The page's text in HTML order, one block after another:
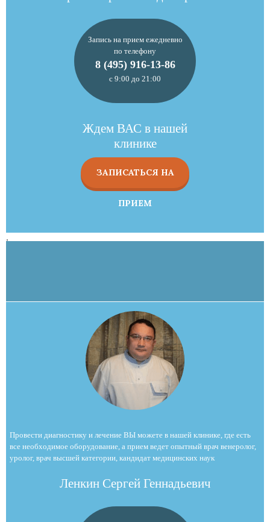
Запись на прием ежедневно
по телефону
8 (495) 916-13-86
с 9:00 до 21:00
Ждем ВАС в нашей
клинике
ЗАПИСАТЬСЯ НА
ПРИЕМ
,
Провести диагностику и лечение ВЫ можете в нашей клинике, где есть
все необходимое оборудование, а прием ведет опытный врач венеролог,
уролог, врач высшей категории, кандидат медицинских наук
Ленкин Сергей Геннадьевич